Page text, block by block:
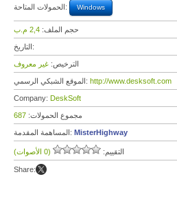
الحمولات المتاحة: Windows
حجم الملف: 2,4 م.ب
التاريخ:
الترخيص: غير معروف
الموقع الشبكي الرسمي: http://www.desksoft.com
Company: DeskSoft
مجموع الحمولات: 687
المساهمة المقدمة: MisterHighway
التقييم: (0 الأصوات)
Share: